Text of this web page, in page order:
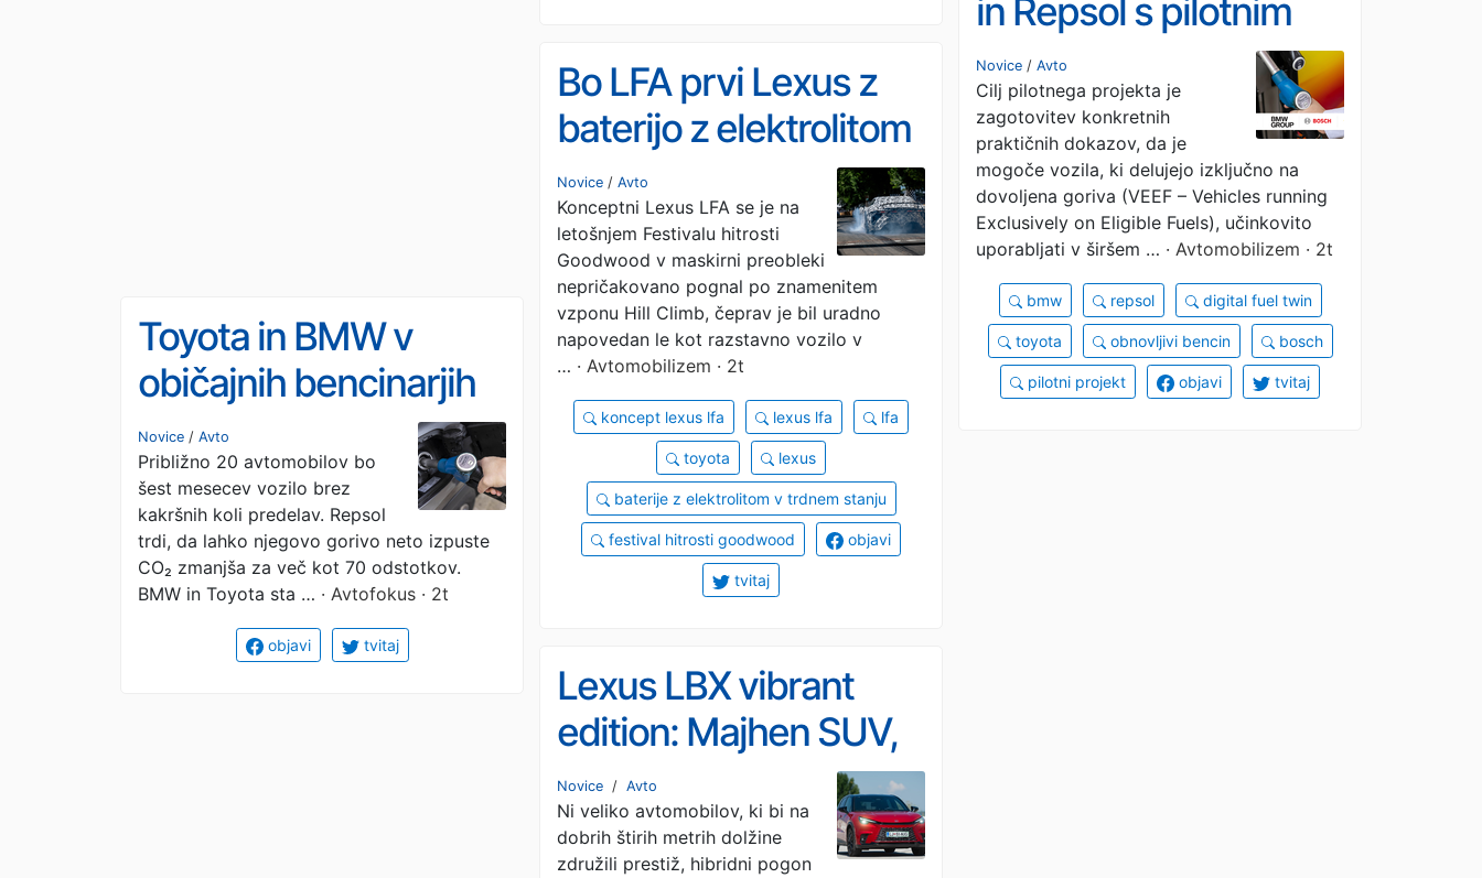
in Repsol s pilotnim
projektom uporabe
obnovljivega bencina
Novice / Avto
Cilj pilotnega projekta je
zagotovitev konkretnih
praktičnih dokazov, da je
mogoče vozila, ki delujejo izključno na
dovoljena goriva (VEEF – Vehicles running
Exclusively on Eligible Fuels), učinkovito
uporabljati v širšem … · Avtomobilizem · 2t
bmw repsol digital fuel twin
toyota obnovljivi bencin bosch
pilotni projekt objavi tvitaj
Bo LFA prvi Lexus z
baterijo z elektrolitom
v trdnem stanju?
Novice / Avto
Konceptni Lexus LFA se je na
letošnjem Festivalu hitrosti
Goodwood v maskirni preobleki
nepričakovano pognal po znamenitem
vzponu Hill Climb, čeprav je bil uradno
napovedan le kot razstavno vozilo v
… · Avtomobilizem · 2t
koncept lexus lfa lexus lfa lfa
toyota lexus
baterije z elektrolitom v trdnem stanju
festival hitrosti goodwood objavi
tvitaj
Toyota in BMW v
običajnih bencinarjih
testirata 100-
odstotno obnovljivo
gorivo
Novice / Avto
Približno 20 avtomobilov bo
šest mesecev vozilo brez
kakršnih koli predelav. Repsol
trdi, da lahko njegovo gorivo neto izpuste
CO₂ zmanjša za več kot 70 odstotkov.
BMW in Toyota sta … · Avtofokus · 2t
objavi tvitaj
Lexus LBX vibrant
edition: Majhen SUV,
ki hoče biti nekaj več
Novice / Avto
Ni veliko avtomobilov, ki bi na
dobrih štirih metrih dolžine
združili prestiž, hibridni pogon